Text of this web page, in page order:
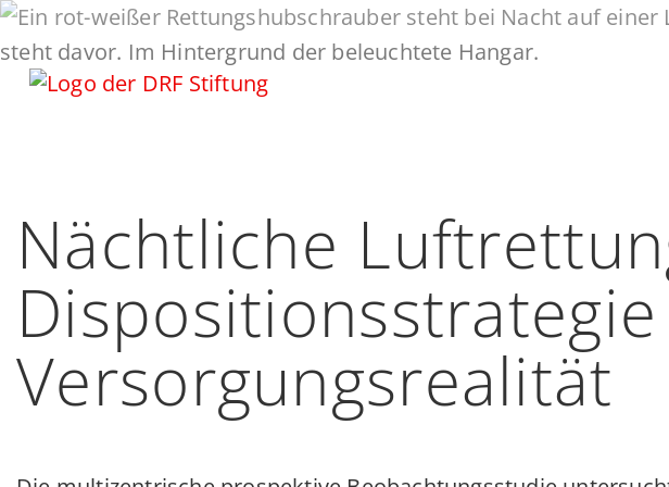
Nächtliche
Versorgungsrealität